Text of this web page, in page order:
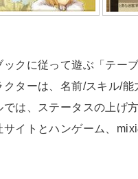
クに従って遊ぶ「テー
ターは、名前/スキル/
は、ステータスの上げ
イトとハンゲーム、